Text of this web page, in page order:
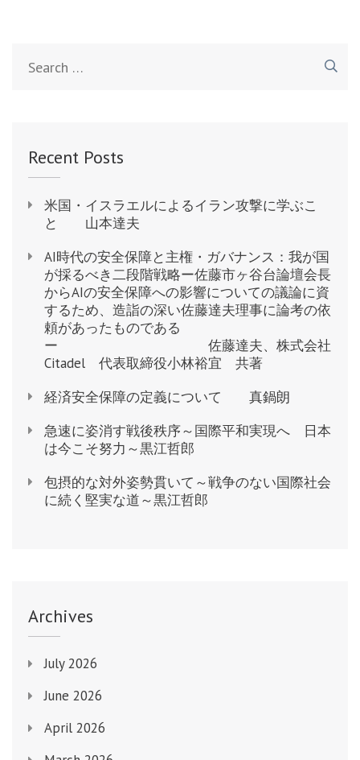
Recent Posts
米国・イスラエルによるイラン攻撃に学ぶこ
と 山本達夫
AI時代の安全保障と主権・ガバナンス：我が国
が採るべき二段階戦略ー佐藤市ヶ谷台論壇会長
からAIの安全保障への影響についての議論に資
するため、造詣の深い佐藤達夫理事に論考の依
頼があったものである
ー 佐藤達夫、株式会社
Citadel 代表取締役小林裕宜 共著
経済安全保障の定義について 真鍋朗
急速に姿消す戦後秩序～国際平和実現へ 日本
は今こそ努力～黒江哲郎
包摂的な対外姿勢貫いて～戦争のない国際社会
に続く堅実な道～黒江哲郎
Archives
July 2026
June 2026
April 2026